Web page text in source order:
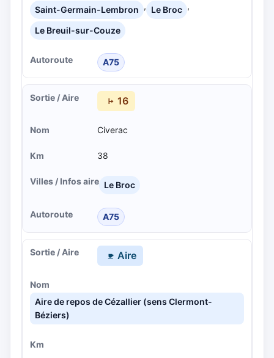
Saint-Germain-Lembron , Le Broc ,
Le Breuil-sur-Couze
A75
16
Civerac
38
Le Broc
A75
Aire
Aire de repos de Cézallier (sens Clermont-
Béziers)